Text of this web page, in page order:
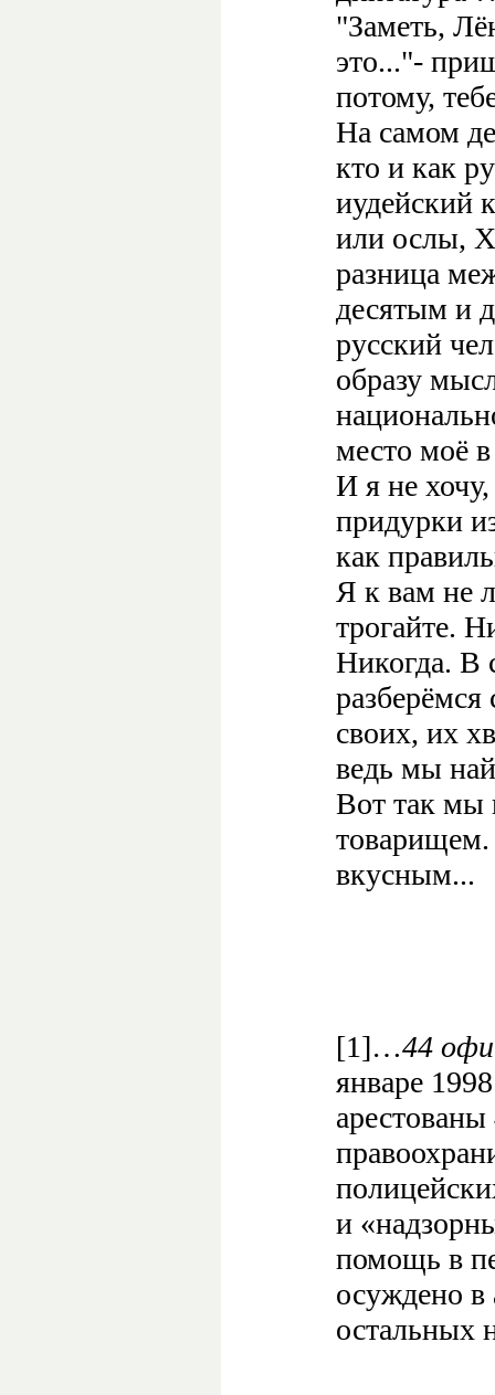
"Заметь,
это..."-
потому,
На самом
кто и как
иудейский
или ослы,
разница
десятым и
русский
образу
место моё
И я не
придурки
как
Я к вам не
трогайте.
Никогда. В
своих, их
ведь мы
Вот так мы
вкусным...
[1]…44
январе
и
помощь в
осуждено в
остальных